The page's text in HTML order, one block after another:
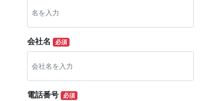
会社名 必須
電話番号 必須